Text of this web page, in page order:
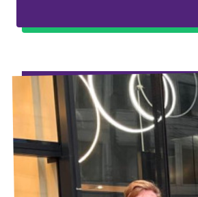
... alle gemeentes
Agenda
Steun Volt Brabant
Contact